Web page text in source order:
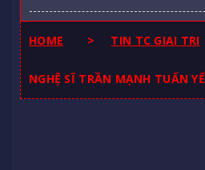
HOME > TIN TC GIAI TRI
NGHỆ SĨ TRẦN MẠNH TUẤN